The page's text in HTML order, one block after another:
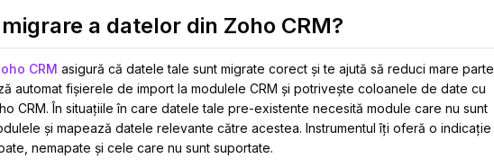
a datelor din Zoho CRM?
CRM asigură că datele tale sunt migrate corect și te ajută să reduci mare parte
automat fișierele de import la modulele CRM și potrivește coloanele de date cu
CRM. În situațiile în care datele tale pre-existente necesită module care nu sunt
și mapează datele relevante către acestea. Instrumentul îți oferă o indicație
nemapate și cele care nu sunt suportate.